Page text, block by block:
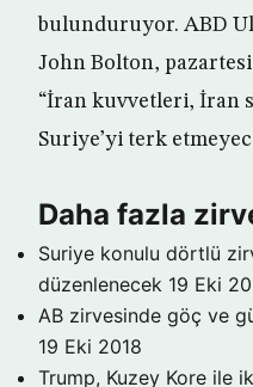
bulunduruyor. ABD
John Bolton, pazartesi
“İran kuvvetleri, İran
Suriye’yi terk
Daha fazla
Suriye konulu dörtlü
düzenlenecek 19 Eki
AB zirvesinde göç ve
19 Eki 2018
Trump, Kuzey Kore ile